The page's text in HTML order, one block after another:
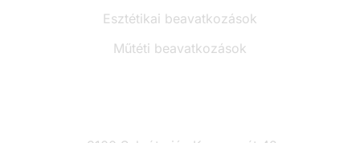
Esztétikai beavatkozások
Műtéti beavatkozások